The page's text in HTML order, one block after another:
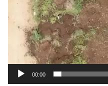
00:00